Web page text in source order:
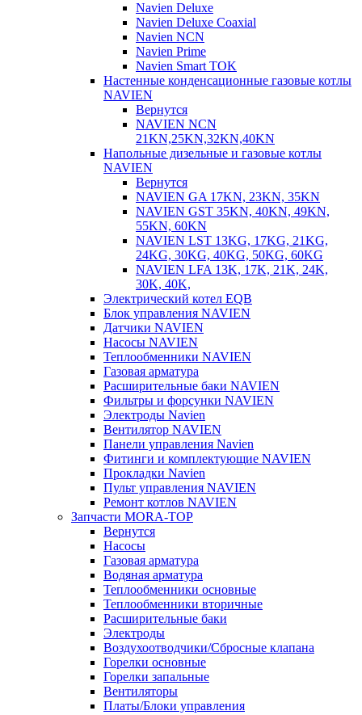
Navien Deluxe
Navien Deluxe Coaxial
Navien NCN
Navien Prime
Navien Smart TOK
Настенные конденсационные газовые котлы
NAVIEN
Вернутся
NAVIEN NCN
21KN,25KN,32KN,40KN
Напольные дизельные и газовые котлы
NAVIEN
Вернутся
NAVIEN GA 17KN, 23KN, 35KN
NAVIEN GST 35KN, 40KN, 49KN,
55KN, 60KN
NAVIEN LST 13KG, 17KG, 21KG,
24KG, 30KG, 40KG, 50KG, 60KG
NAVIEN LFA 13K, 17K, 21K, 24K,
30K, 40K,
Электрический котел EQB
Блок управления NAVIEN
Датчики NAVIEN
Насосы NAVIEN
Теплообменники NAVIEN
Газовая арматура
Расширительные баки NAVIEN
Фильтры и форсунки NAVIEN
Электроды Navien
Вентилятор NAVIEN
Панели управления Navien
Фитинги и комплектующие NAVIEN
Прокладки Navien
Пульт управления NAVIEN
Ремонт котлов NAVIEN
Запчасти MORA-TOP
Вернутся
Насосы
Газовая арматура
Водяная арматура
Теплообменники основные
Теплообменники вторичные
Расширительные баки
Электроды
Воздухоотводчики/Сбросные клапана
Горелки основные
Горелки запальные
Вентиляторы
Платы/Блоки управления